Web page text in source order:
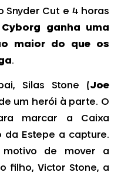
Snyder Cut e 4 horas
Cyborg ganha uma
maior do que os
.
Silas Stone (Joe
um herói à parte. O
marcar a Caixa
da Estepe a capture.
motivo de mover a
filho, Victor Stone, a